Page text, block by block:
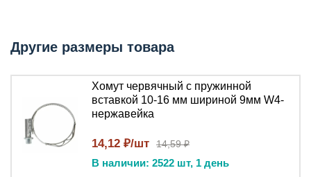
Другие размеры товара
Хомут червячный с пружинной
вставкой 10-16 мм шириной 9мм W4-
нержавейка
14,12 ₽/шт 14,59 ₽
В наличии: 2522 шт, 1 день